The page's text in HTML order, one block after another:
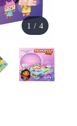
1 / 4